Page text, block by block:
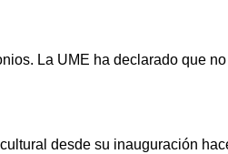
La UME ha declarado que
desde su inauguración